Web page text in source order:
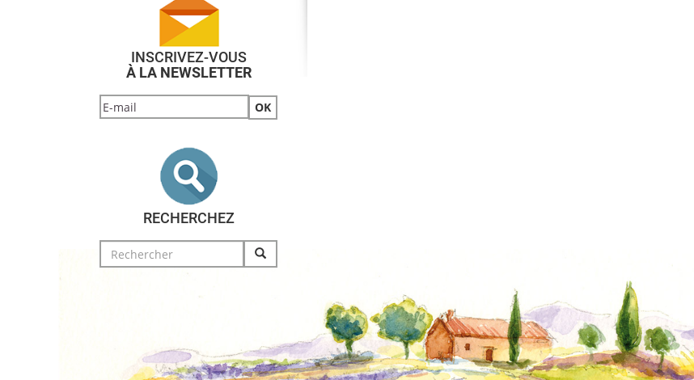
INSCRIVEZ-VOUS
À LA NEWSLETTER
RECHERCHEZ
Search
for: